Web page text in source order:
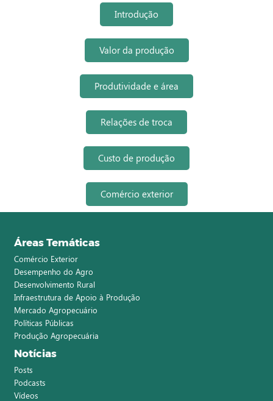
Introdução
Valor da produção
Produtividade e área
Relações de troca
Custo de produção
Comércio exterior
Áreas Temáticas
Comércio Exterior
Desempenho do Agro
Desenvolvimento Rural
Infraestrutura de Apoio à Produção
Mercado Agropecuário
Políticas Públicas
Produção Agropecuária
Notícias
Posts
Podcasts
Vídeos